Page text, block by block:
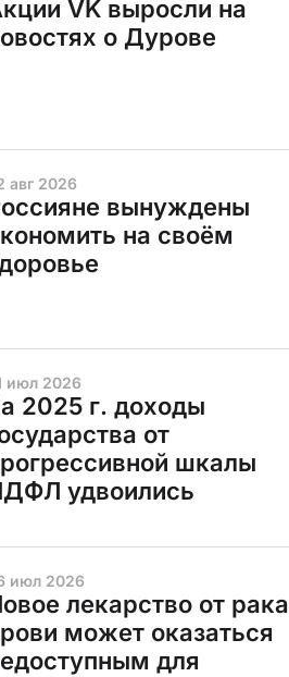
VK выросли на
о Дурове
авг 2026
вынуждены
на своём
июл 2026
2025 г. доходы
от
шкалы
удвоились
июл 2026
лекарство от рака
может оказаться
для